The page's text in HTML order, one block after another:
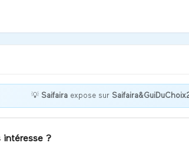
💡 Saifaira expose sur
intéresse ?